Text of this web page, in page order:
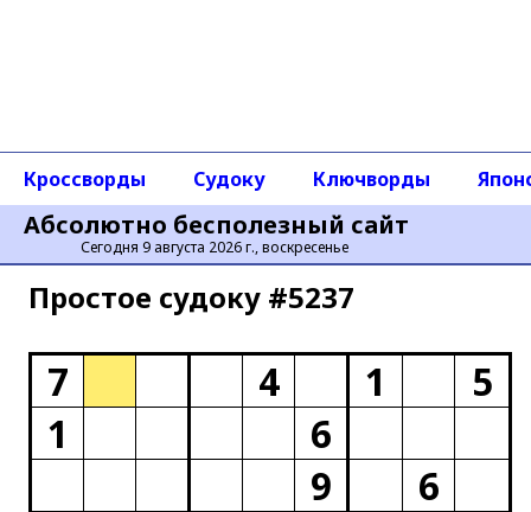
Абсолютно бесполезный сайт
Сегодня 9 августа 2026 г., воскресенье
Кроссворды Судоку Ключворды
Простое cудоку #5237
7 4 1
5
1
6
9
6